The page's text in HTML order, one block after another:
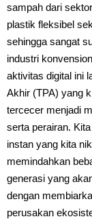
sampah dari
plastik fleksibel
sehingga sangat
industri
aktivitas digital ini
Akhir (TPA) yang
tercecer menjadi
serta perairan.
instan yang kita
memindahkan
generasi yang
dengan
perusakan